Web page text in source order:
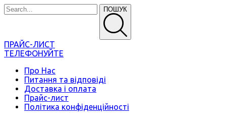
ПОШУК
ПРАЙС-ЛИСТ
ТЕЛЕФОНУЙТЕ
Про Нас
Питання та відповіді
Доставка і оплата
Прайс-лист
Політика конфіденційності